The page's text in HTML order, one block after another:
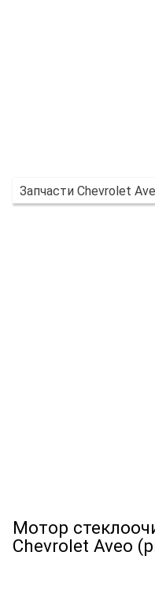
Запчасти Chevrolet
Мотор
Chevrolet Aveo